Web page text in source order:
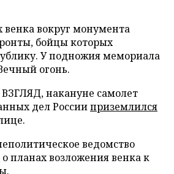
вокруг монумента
бойцы которых
У подножия мемориала
огонь.
ВЗГЛЯД, накануне самолет
дел Россииприземлился
ведомство
о планах возложения венка к